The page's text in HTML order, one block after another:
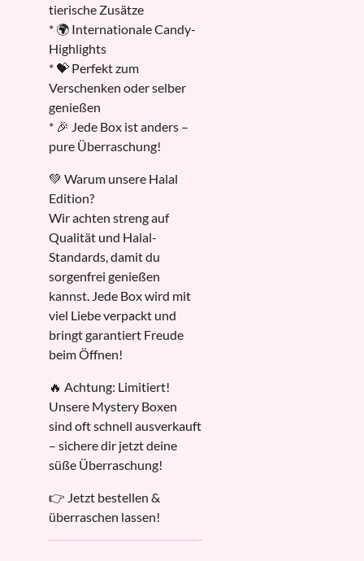
tierische Zusätze
* 🌍 Internationale Candy-
Highlights
* 💝 Perfekt zum
Verschenken oder selber
genießen
* 🎉 Jede Box ist anders –
pure Überraschung!
💚 Warum unsere Halal
Edition?
Wir achten streng auf
Qualität und Halal-
Standards, damit du
sorgenfrei genießen
kannst. Jede Box wird mit
viel Liebe verpackt und
bringt garantiert Freude
beim Öffnen!
🔥 Achtung: Limitiert!
Unsere Mystery Boxen
sind oft schnell ausverkauft
– sichere dir jetzt deine
süße Überraschung!
👉 Jetzt bestellen &
überraschen lassen!